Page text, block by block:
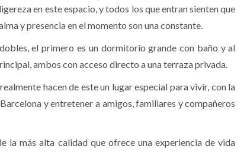
en este espacio, y todos los que entran sienten que
y presencia en el momento son una constante.
el primero es un dormitorio grande con baño y al
ambos con acceso directo a una terraza privada.
hacen de este un lugar especial para vivir, con la
y entretener a amigos, familiares y compañeros
la más alta calidad que ofrece una experiencia de vida